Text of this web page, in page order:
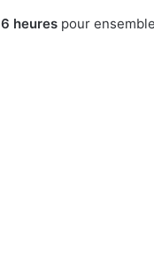
6 heurespour